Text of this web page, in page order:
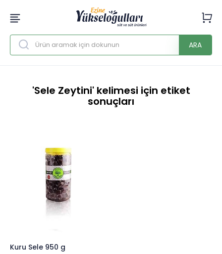
ARA
'Sele Zeytini' kelimesi için etiket
sonuçları
Kuru Sele 950 g